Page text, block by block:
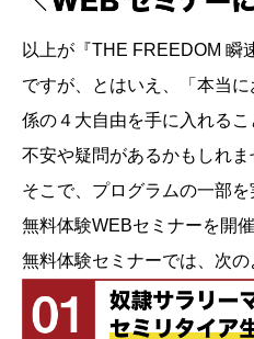
以上が『THE FREEDOM 瞬
ですが、とはいえ、「本当
係の４大自由を手に入れる
不安や疑問があるかもしれま
そこで、プログラムの一部
無料体験WEBセミナーを開
無料体験セミナーでは、次の